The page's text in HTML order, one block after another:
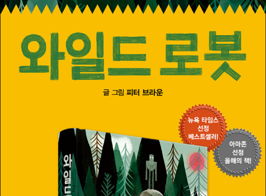
동물들과 소통하고, 자연의 일부가 되어 가는 것이 보였다. 몇 년
쓸 재료가 준비되었다는 걸 깨달았다. 나는 숲속 오두막으로 달려
가 새 노트를 폈다.
그리고 《와일드 로봇》을 쓰기 시작했다.